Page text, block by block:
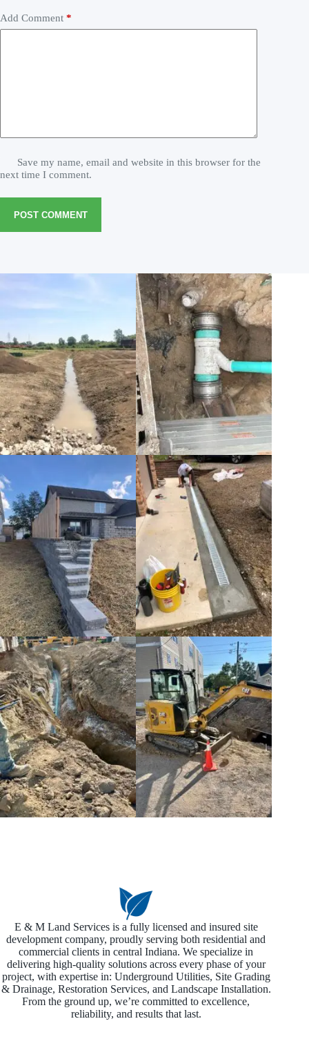
Add Comment *
Save my name, email and website in this browser for the
next time I comment.
POST COMMENT
E & M Land Services is a fully licensed and insured site
development company, proudly serving both residential and
commercial clients in central Indiana. We specialize in
delivering high-quality solutions across every phase of your
project, with expertise in: Underground Utilities, Site Grading
& Drainage, Restoration Services, and Landscape Installation.
From the ground up, we’re committed to excellence,
reliability, and results that last.